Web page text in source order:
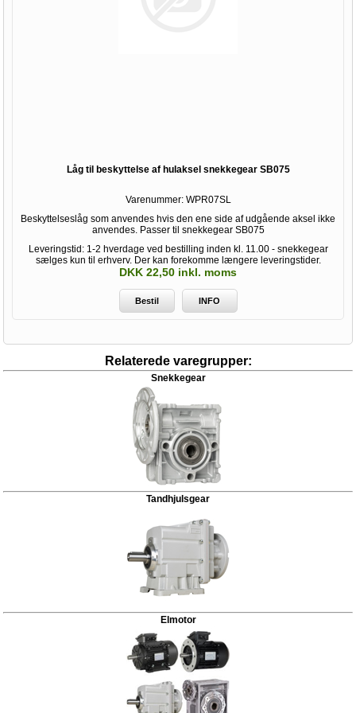
Låg til beskyttelse af hulaksel snekkegear SB075
Varenummer: WPR07SL
Beskyttelseslåg som anvendes hvis den ene side af udgående aksel ikke
anvendes. Passer til snekkegear SB075
Leveringstid: 1-2 hverdage ved bestilling inden kl. 11.00 - snekkegear
sælges kun til erhverv. Der kan forekomme længere leveringstider.
DKK 22,50 inkl. moms
Bestil INFO
Relaterede varegrupper:
Snekkegear
Tandhjulsgear
Elmotor